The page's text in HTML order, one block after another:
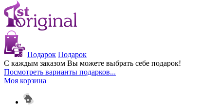
Подарок Подарок
С каждым заказом Вы можете выбрать себе подарок!
Посмотреть варианты подарков...
Моя корзина